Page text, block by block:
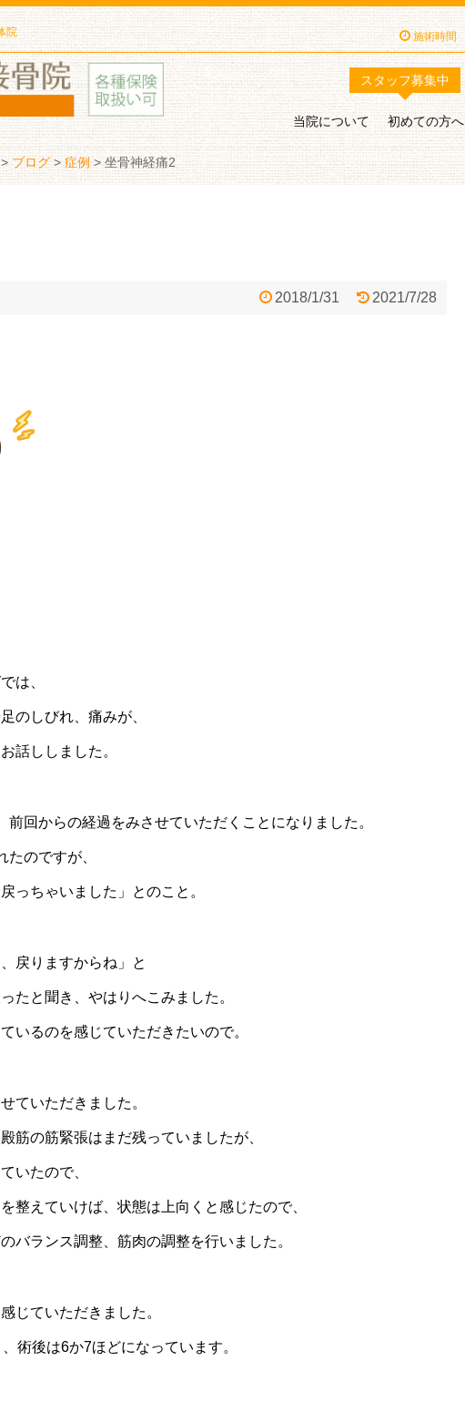
院 施術時間
スタッフ募集中
当院について 初めての方へ
> ブログ>症例 >坐骨神経痛2
2018/1/31 2021/7/28
は、
のしびれ、痛みが、
話ししました。
回からの経過をみさせていただくことになりました。
のですが、
っちゃいました」とのこと。
戻りますからね」と
たと聞き、やはりへこみました。
いるのを感じていただきたいので。
ていただきました。
筋の筋緊張はまだ残っていましたが、
いたので、
整えていけば、状態は上向くと感じたので、
バランス調整、筋肉の調整を行いました。
じていただきました。
術後は6か7ほどになっています。